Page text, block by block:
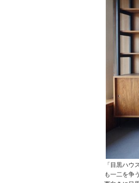
「目黒ハ
も一二を争